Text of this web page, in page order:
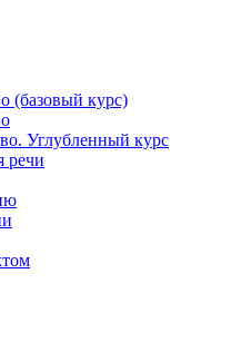
(базовый курс)
Углубленный курс
речи